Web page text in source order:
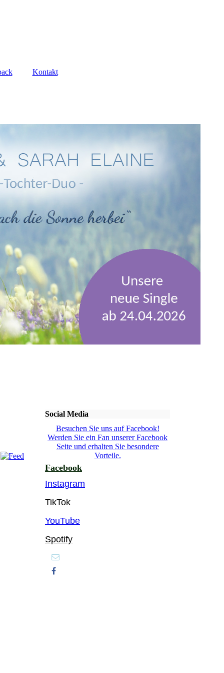
Kontakt
Social Media
Besuchen Sie uns auf Facebook!
Werden Sie ein Fan unserer Facebook
Seite und erhalten Sie besondere
Vorteile.
Facebook
Instagram
TikTok
YouTube
Spotify